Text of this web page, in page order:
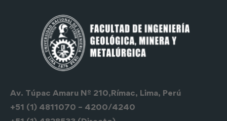
Av. Túpac Amaru Nº 210,Rímac, Lima, Perú
+51 (1) 4811070 – 4200/4240